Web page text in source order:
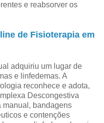
e reabsorver os
de Fisioterapia em
adquiriu um lugar de
e linfedemas. A
reconhece e adota,
Descongestiva
manual, bandagens
e contenções